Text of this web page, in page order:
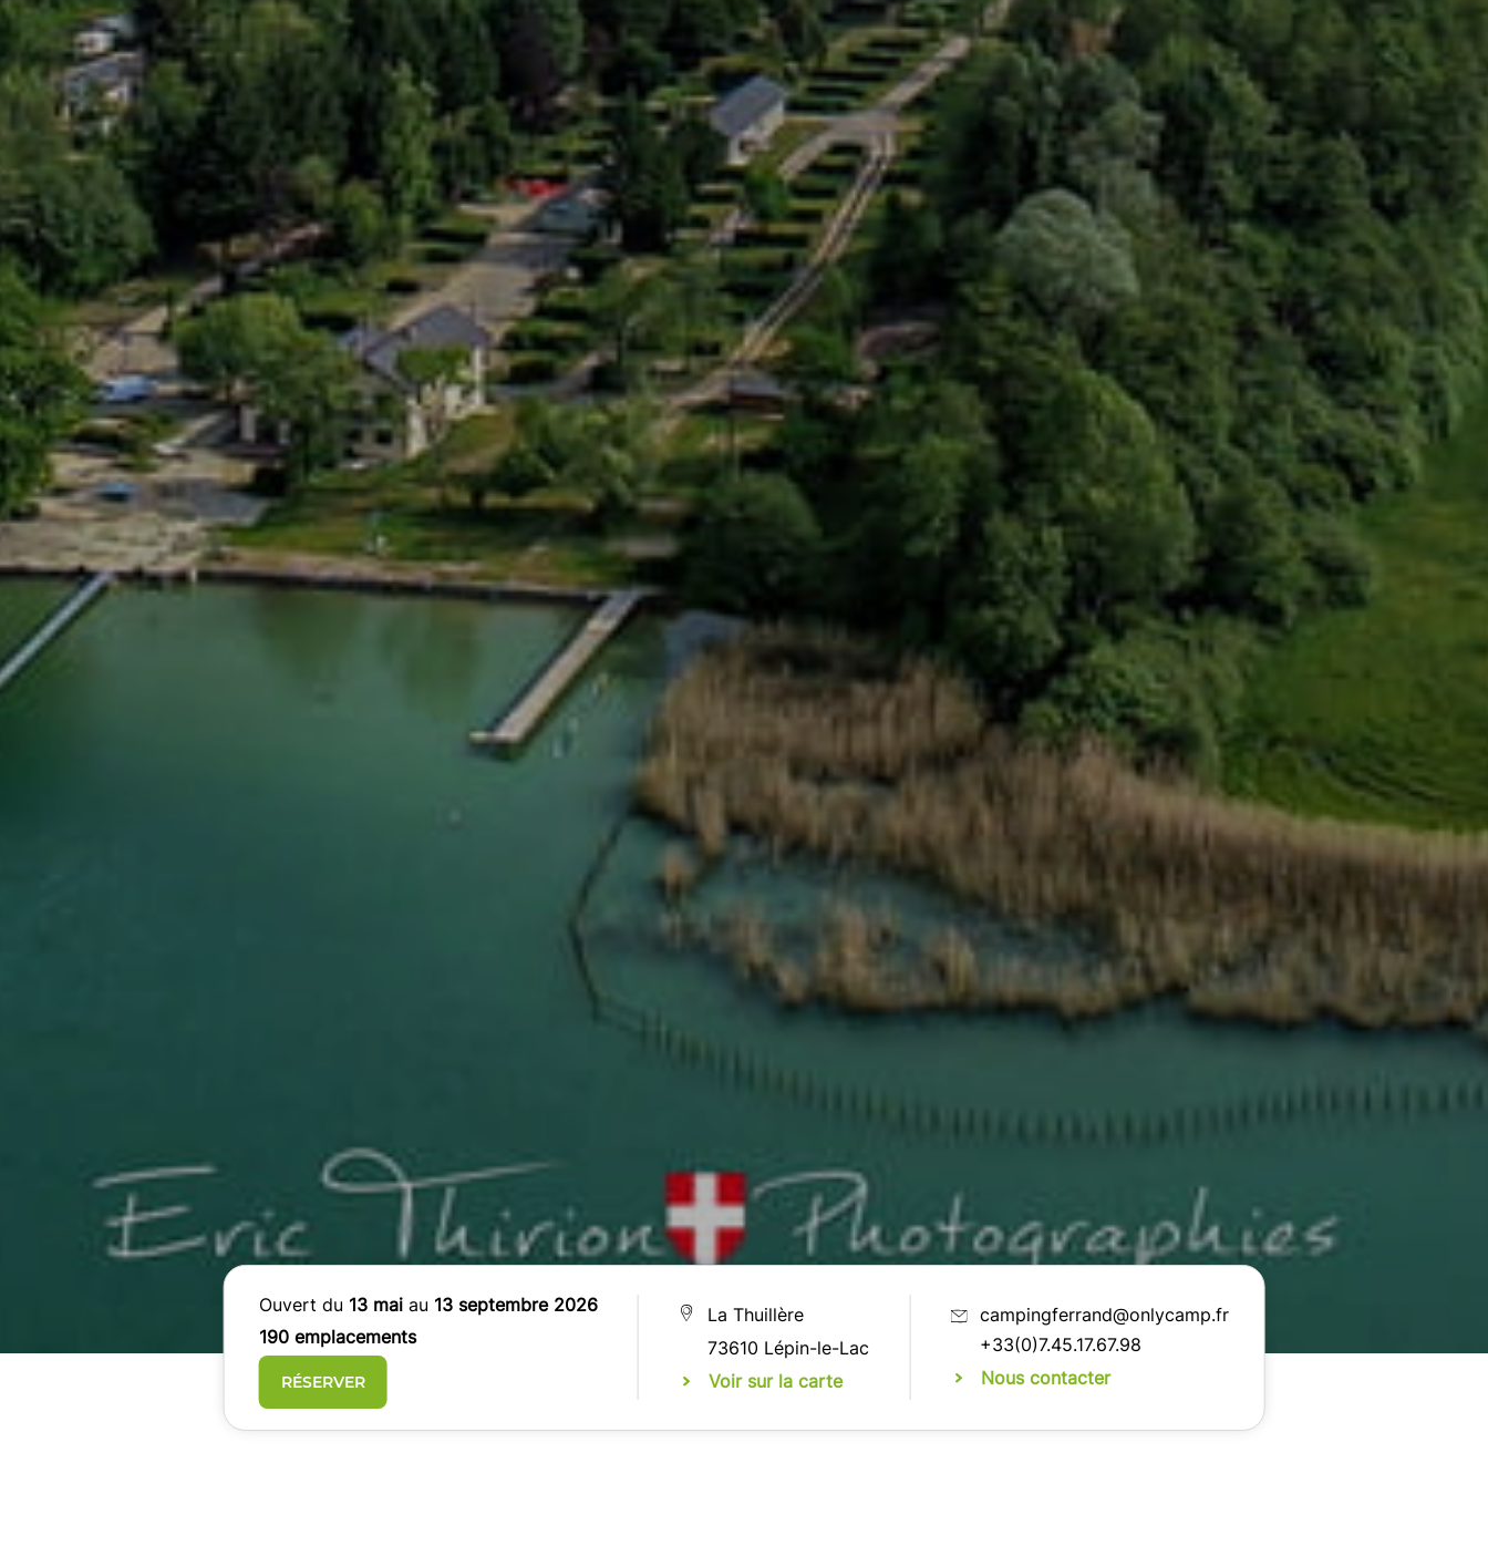
Ouvert du 13 maiau 13 septembre 2026
190 emplacements
RÉSERVER
La Thuillère
73610 Lépin-le-Lac
Voir sur la carte
campingferrand@onlycamp.fr
+33(0)7.45.17.67.98
Nous contacter